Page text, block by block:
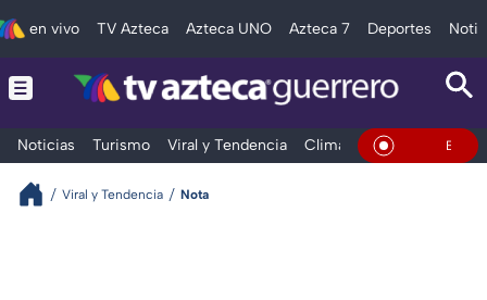
en vivo TV Azteca Azteca UNO Azteca 7 Deportes
Noticias Turismo Viral y Tendencia Clima Deportes En Vivo
Viral y Tendencia Nota